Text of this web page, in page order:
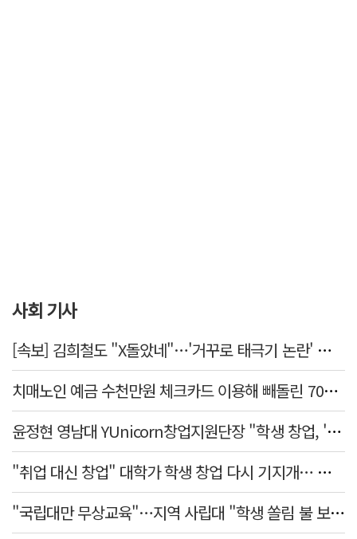
사회 기사
[속보] 김희철도 "X돌았네"…'거꾸로 태극기 논란' 인천시 현수막, 이틀 만에 철거
치매노인 예금 수천만원 체크카드 이용해 빼돌린 70대 간병인, 집행유예
윤정현 영남대 YUnicorn창업지원단장 "학생 창업, '팀 빌딩'이 제일 중요"
"취업 대신 창업" 대학가 학생 창업 다시 기지개… 창업자·기업·매출 동반 성장
"국립대만 무상교육"…지역 사립대 "학생 쏠림 불 보듯"